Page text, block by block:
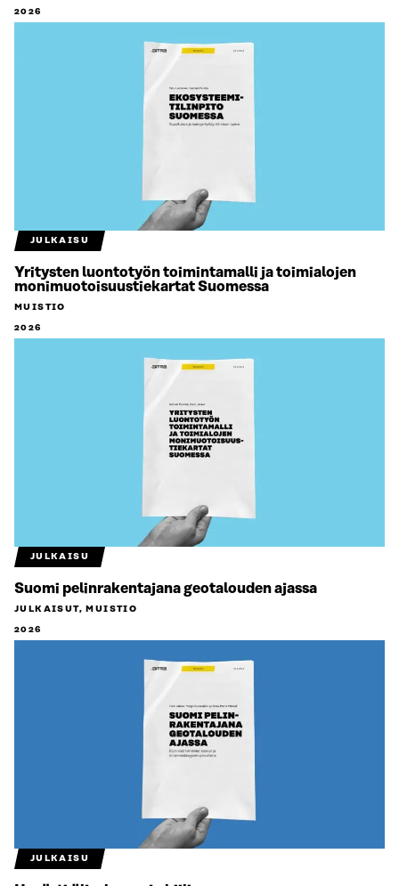
2026
JULKAISU
Yritysten luontotyön toimintamalli ja toimialojen
monimuotoisuustiekartat Suomessa
MUISTIO
2026
JULKAISU
Suomi pelinrakentajana geotalouden ajassa
JULKAISUT, MUISTIO
2026
JULKAISU